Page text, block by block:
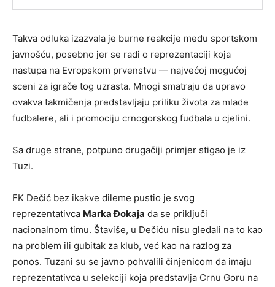
Takva odluka izazvala je burne reakcije među sportskom
javnošću, posebno jer se radi o reprezentaciji koja
nastupa na Evropskom prvenstvu — najvećoj mogućoj
sceni za igrače tog uzrasta. Mnogi smatraju da upravo
ovakva takmičenja predstavljaju priliku života za mlade
fudbalere, ali i promociju crnogorskog fudbala u cjelini.
Sa druge strane, potpuno drugačiji primjer stigao je iz
Tuzi.
FK Dečić bez ikakve dileme pustio je svog
reprezentativca Marka Đokaja da se priključi
nacionalnom timu. Štaviše, u Dečiću nisu gledali na to kao
na problem ili gubitak za klub, već kao na razlog za
ponos. Tuzani su se javno pohvalili činjenicom da imaju
reprezentativca u selekciji koja predstavlja Crnu Goru na